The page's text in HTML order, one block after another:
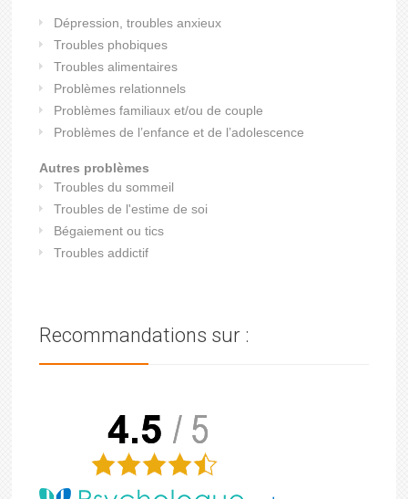
Dépression, troubles anxieux
Troubles phobiques
Troubles alimentaires
Problèmes relationnels
Problèmes familiaux et/ou de couple
Problèmes de l’enfance et de l’adolescence
Autres problèmes
Troubles du sommeil
Troubles de l'estime de soi
Bégaiement ou tics
Troubles addictif
Recommandations sur :